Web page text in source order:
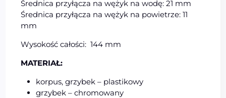
Średnica przyłącza na wężyk na wodę: 21 mm
Średnica przyłącza na wężyk na powietrze: 11
mm
Wysokość całości: 144 mm
MATERIAŁ:
korpus, grzybek – plastikowy
grzybek – chromowany